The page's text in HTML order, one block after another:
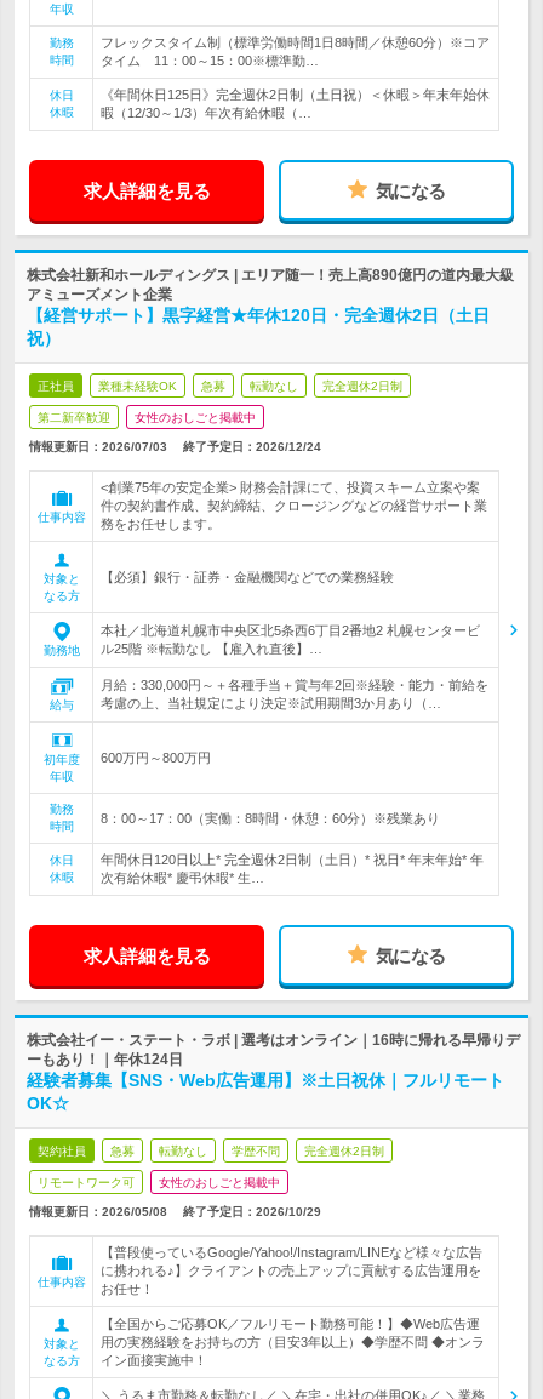
年収
勤務
時間
フレックスタイム制（標準労働時間1日8時間／休憩60分）※コア
タイム 11：00～15：00※標準勤…
休日
休暇
《年間休日125日》完全週休2日制（土日祝）＜休暇＞年末年始休
暇（12/30～1/3）年次有給休暇（…
求人詳細を見る 気になる
株式会社新和ホールディングス | エリア随一！売上高890億円の道内最大級
アミューズメント企業
【経営サポート】黒字経営★年休120日・完全週休2日（土日
祝）
正社員 業種未経験OK 急募 転勤なし 完全週休2日制
第二新卒歓迎 女性のおしごと掲載中
情報更新日：2026/07/03 終了予定日： 2026/12/24
仕事内容
<創業75年の安定企業> 財務会計課にて、投資スキーム立案や案
件の契約書作成、契約締結、クロージングなどの経営サポート業
務をお任せします。
対象と
なる方
【必須】銀行・証券・金融機関などでの業務経験
勤務地
本社／北海道札幌市中央区北5条西6丁目2番地2 札幌センタービ
ル25階 ※転勤なし 【雇入れ直後】…
給与
月給：330,000円～＋各種手当＋賞与年2回※経験・能力・前給を
考慮の上、当社規定により決定※試用期間3か月あり（…
初年度
年収
600万円～800万円
勤務
時間
8：00～17：00（実働：8時間・休憩：60分）※残業あり
休日
休暇
年間休日120日以上* 完全週休2日制（土日）* 祝日* 年末年始* 年
次有給休暇* 慶弔休暇* 生…
求人詳細を見る 気になる
株式会社イー・ステート・ラボ | 選考はオンライン｜16時に帰れる早帰りデ
ーもあり！｜年休124日
経験者募集【SNS・Web広告運用】※土日祝休｜フルリモート
OK☆
契約社員 急募 転勤なし 学歴不問 完全週休2日制
リモートワーク可 女性のおしごと掲載中
情報更新日：2026/05/08 終了予定日： 2026/10/29
仕事内容
【普段使っているGoogle/Yahoo!/Instagram/LINEなど様々な広告
に携われる♪】クライアントの売上アップに貢献する広告運用を
お任せ！
対象と
なる方
【全国からご応募OK／フルリモート勤務可能！】◆Web広告運
用の実務経験をお持ちの方（目安3年以上）◆学歴不問 ◆オンラ
イン面接実施中！
＼ うるま市勤務＆転勤なし／ ＼在宅・出社の併用OK♪／ ＼業務